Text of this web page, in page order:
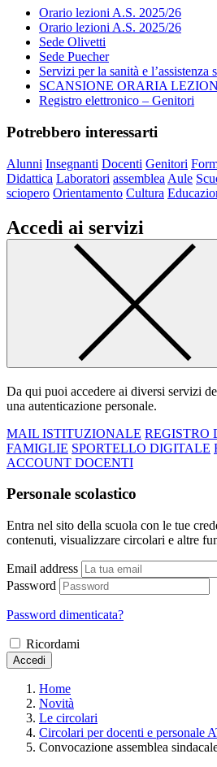
Orario lezioni A.S. 2025/26
Orario lezioni A.S. 2025/26
Sede Olivetti
Sede Puecher
Servizi per la sanità e l’assistenza
SCANSIONE ORARIA
Registro elettronico – Genitori
Potrebbero interessarti
Alunni Insegnanti Docenti Genitori
Didattica Laboratori assemblea Aule
sciopero Orientamento Cultura
Accedi ai servizi
Da qui puoi accedere ai diversi servizi
una autenticazione personale.
MAIL ISTITUZIONALE REGISTRO
FAMIGLIE SPORTELLO DIGITALE
ACCOUNT DOCENTI
Personale scolastico
Entra nel sito della scuola con le tue
contenuti, visualizzare circolari e altre
Email address
Password
Password dimenticata?
Ricordami
Accedi
Home
Novità
Le circolari
Circolari per docenti e personale
Convocazione assemblea